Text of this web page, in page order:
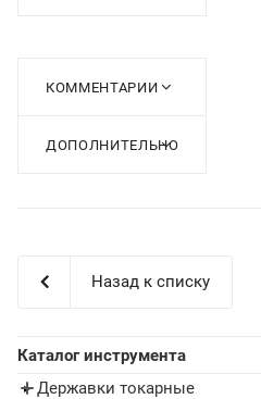
КОММЕНТАРИИ
ДОПОЛНИТЕЛЬНО
Назад к списку
Каталог инструмента
▸ Державки токарные